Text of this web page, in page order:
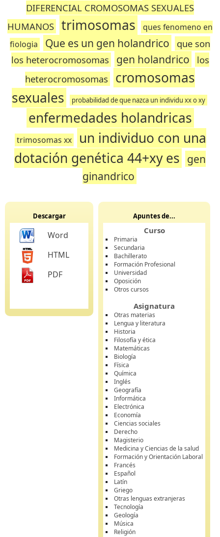
DIFERENCIAL CROMOSOMAS SEXUALES
HUMANOS trimosomas
ques fenomeno en
fiologia
Que es un gen holandrico
que son
los heterocromosomas
gen holandrico
los
heterocromosomas
cromosomas
sexuales
probabilidad de que nazca un individu xx o xy
enfermedades holandricas
trimosomas xx
un individuo con una
dotación genética 44+xy es gen
ginandrico
Descargar
Word
HTML
PDF
Apuntes de...
Curso
Primaria
Secundaria
Bachillerato
Formación Profesional
Universidad
Oposición
Otros cursos
Asignatura
Otras materias
Lengua y literatura
Historia
Filosofía y ética
Matemáticas
Biología
Física
Química
Inglés
Geografía
Informática
Electrónica
Economía
Ciencias sociales
Derecho
Magisterio
Medicina y Ciencias de la salud
Formación y Orientación Laboral
Francés
Español
Latín
Griego
Otras lenguas extranjeras
Tecnología
Geología
Música
Religión